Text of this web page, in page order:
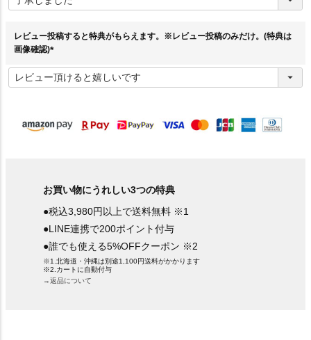
須
レビュー投稿すると特典がもらえます。※レビュー投稿のみだけ。(特典は
画像確認)
必
須
お買い物にうれしい3つの特典
●税込3,980円以上で送料無料 ※1
●LINE連携で200ポイント付与
●誰でも使える5%OFFクーポン ※2
※1.北海道・沖縄は別途1,100円送料がかかります
※2.カートに自動付与
→返品について